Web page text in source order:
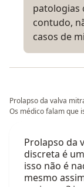
patologias
contudo,
casos de
Prolapso da valva
Os médico falam que
Prolapso da
discreta é
isso não é
mesmo